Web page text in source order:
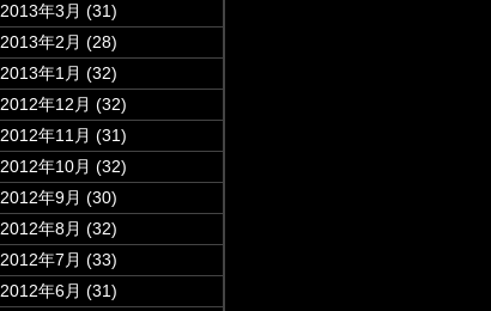
2013年3月 (31)
2013年2月 (28)
2013年1月 (32)
2012年12月 (32)
2012年11月 (31)
2012年10月 (32)
2012年9月 (30)
2012年8月 (32)
2012年7月 (33)
2012年6月 (31)